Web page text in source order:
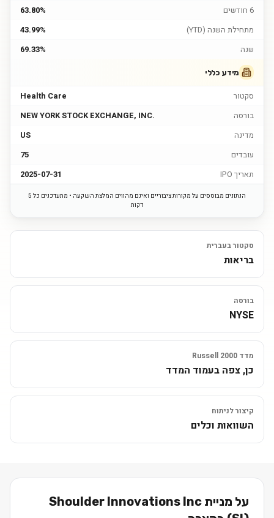
6 חודשים
63.80%
מתחילת השנה (YTD)
43.99%
שנה
69.33%
מידע כללי
סקטור
Health Care
בורסה
NEW YORK STOCK EXCHANGE, INC.
מדינה
US
עובדים
75
תאריך IPO
2025-07-31
הנתונים מבוססים על מקורות ציבוריים ואינם מהווים המלצת השקעה • מתעדכנים כל 5
דקות
סקטור בעברית
בריאות
בורסה
NYSE
מדד Russell 2000
כן, צפה בעמוד המדד
קיצור לניתוח
השוואות וכלים
על מניית Shoulder Innovations Inc